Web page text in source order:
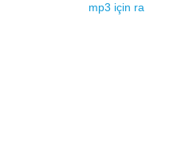
mp3 için ra